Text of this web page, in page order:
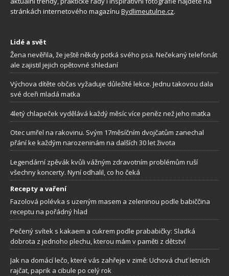
stránkách internetového magazínu Bydlimeutulne.cz.
Lidé a svět
Žena nevěřila, že ještě někdy potká svého psa. Nečekaný telefonát
ale zajistil jejich opětovné shledaní
Výchova dítěte občas vyžaduje důležité lekce. Jednu takovou dala
své dceři mladá matka
4letý chlapeček vydělává každý měsíc více peněz než jeho matka
Otec umřel na rakovinu. Svým 17měsíčním dvojčatům zanechal
přání ke každým narozeninám na dalších 30 let života
Legendární zpěvák kvůli vážným zdravotním problémům ruší
všechny koncerty. Nyní odhalil, co ho čeká
Recepty a vaření
Fazolová polévka s uzeným masem a zeleninou podle babiččina
receptu na pořádný hlad
Pečený svítek s kakaem a cukrem podle prababičky: Sladká
dobrota z jednoho plechu, kterou mám v paměti z dětství
Jak na domácí lečo, které vás zahřeje v zimě: Uchová chuť letních
rajčat, paprik a cibule po celý rok